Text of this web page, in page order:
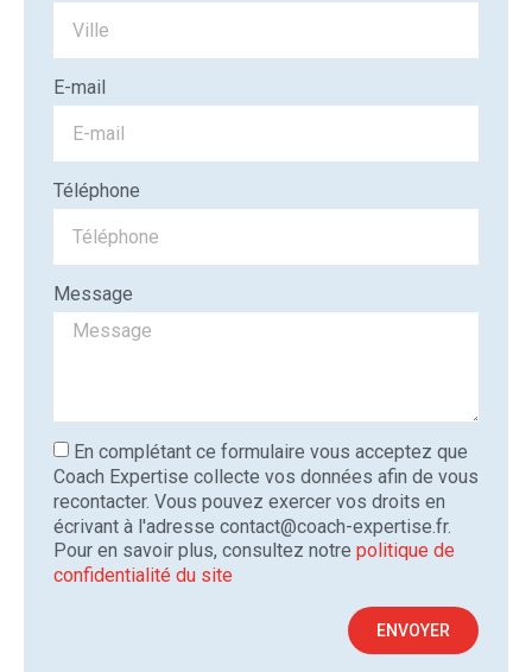
E-mail
Téléphone
Message
En complétant ce formulaire vous acceptez que
Coach Expertise collecte vos données afin de vous
recontacter. Vous pouvez exercer vos droits en
écrivant à l'adresse contact@coach-expertise.fr.
Pour en savoir plus, consultez notre politique de
confidentialité du site
ENVOYER